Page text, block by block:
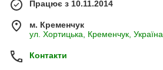
Працює з 10.11.2014
м. Кременчук
ул. Хортицька, Кременчук, Україна
Контакти